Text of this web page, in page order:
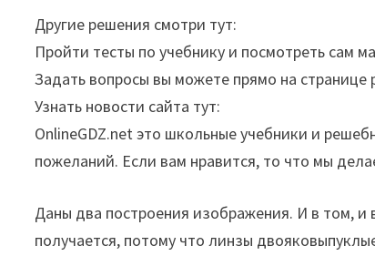
Другие решения смотри тут:
Пройти тесты по учебнику и посмотреть сам
Задать вопросы вы можете прямо на
Узнать новости сайта тут:
OnlineGDZ.net это школьные учебники и
пожеланий. Если вам нравится, то что мы
Даны два построения изображения. И в том, и
получается, потому что линзы